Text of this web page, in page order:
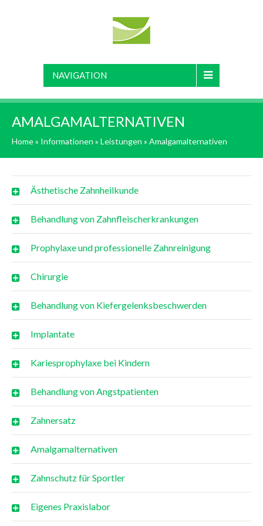
NAVIGATION
AMALGAMALTERNATIVEN
Home» Informationen » Leistungen » Amalgamalternativen
Ästhetische Zahnheilkunde
Behandlung von Zahnfleischerkrankungen
Prophylaxe und professionelle Zahnreinigung
Chirurgie
Behandlung von Kiefergelenksbeschwerden
Implantate
Kariesprophylaxe bei Kindern
Behandlung von Angstpatienten
Zahnersatz
Amalgamalternativen
Zahnschutz für Sportler
Eigenes Praxislabor